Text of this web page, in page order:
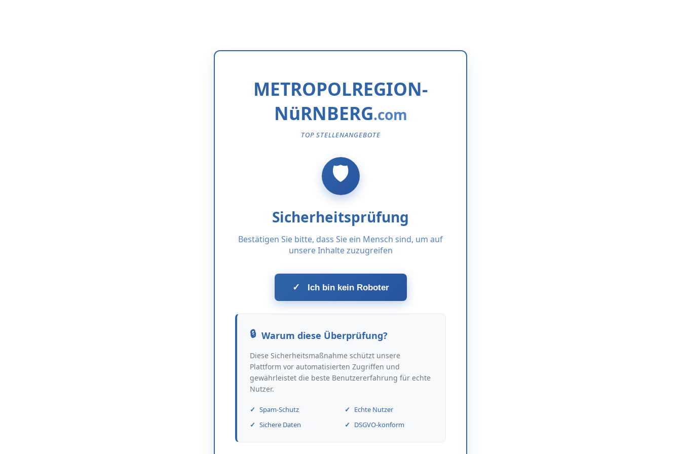
METROPOLREGION-
NüRNBERG
TOP STELLENANGEBOTE
Sicherheitsprüfung
Bestätigen Sie bitte, dass Sie ein Mensch sind, um auf
unsere Inhalte zuzugreifen
✓ Ich bin kein Roboter
Warum diese Überprüfung?
Diese Sicherheitsmaßnahme schützt unsere
Plattform vor automatisierten Zugriffen und
gewährleistet die beste Benutzererfahrung für echte
Nutzer.
Spam-Schutz
Echte Nutzer
Sichere Daten
DSGVO-konform